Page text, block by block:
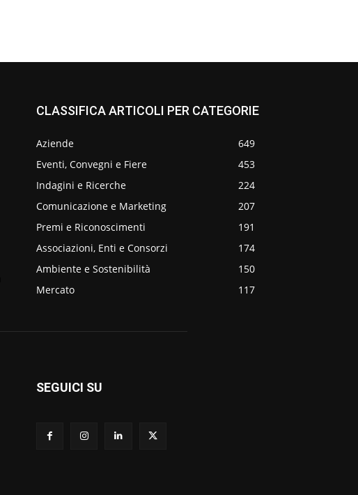
CLASSIFICA ARTICOLI PER CATEGORIE
Aziende
649
Eventi, Convegni e Fiere
453
Indagini e Ricerche
224
Comunicazione e Marketing
207
Premi e Riconoscimenti
191
Associazioni, Enti e Consorzi
174
Ambiente e Sostenibilità
150
Mercato
117
SEGUICI SU